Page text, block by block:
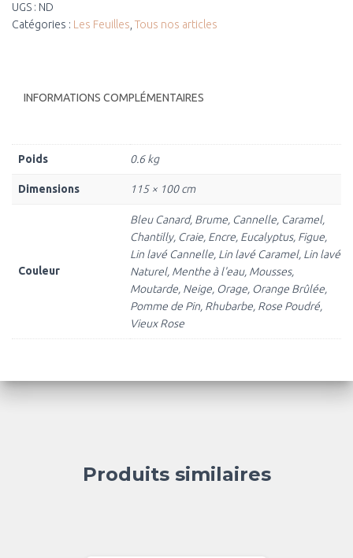
UGS : ND
Catégories : Les Feuilles, Tous nos articles
INFORMATIONS COMPLÉMENTAIRES
Poids 0.6 kg
Dimensions 115 × 100 cm
Couleur
Bleu Canard, Brume, Cannelle, Caramel,
Chantilly, Craie, Encre, Eucalyptus, Figue,
Lin lavé Cannelle, Lin lavé Caramel, Lin lavé
Naturel, Menthe à l'eau, Mousses,
Moutarde, Neige, Orage, Orange Brûlée,
Pomme de Pin, Rhubarbe, Rose Poudré,
Vieux Rose
Produits similaires